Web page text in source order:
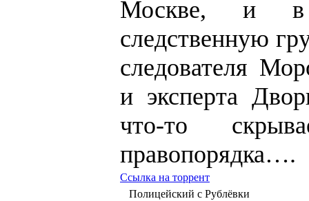
Москве, и в
следственную
следователя
и эксперта
что-то
правопорядка….
Ссылка на торрент
Полицейский с Рублёвки